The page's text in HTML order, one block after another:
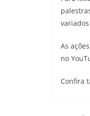
As
no
Confira